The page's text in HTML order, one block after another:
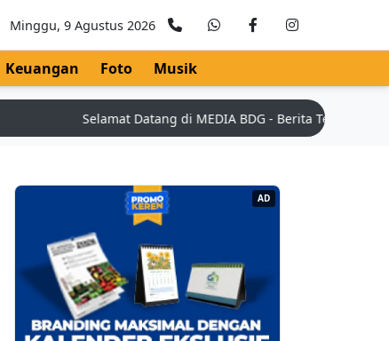
Minggu, 9 Agustus 2026
Keuangan Foto Musik
Selamat Datang di MEDIA BDG - Berita Teknologi
AD